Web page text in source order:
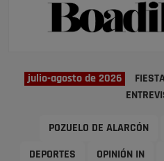
julio-agosto de 2026
POZUELO DE ALARCÓN
DEPORTES OPINIÓN IN